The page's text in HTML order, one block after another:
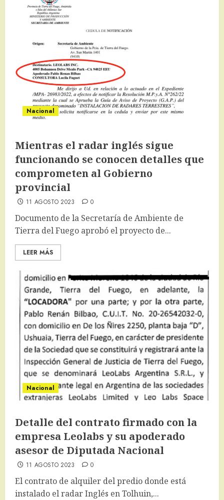
Nacional
Mientras el radar inglés sigue
funcionando se conocen detalles que
comprometen al Gobierno
provincial
11 AGOSTO 2023 0
Documento de la Secretaría de Ambiente de
Tierra del Fuego aprobó el proyecto de...
LEER MÁS
Nacional
Detalle del contrato firmado con la
empresa Leolabs y su apoderado
asesor de Diputada Nacional
11 AGOSTO 2023 0
El contrato de alquiler del predio donde está
instalado el radar Inglés en Tolhuin,...